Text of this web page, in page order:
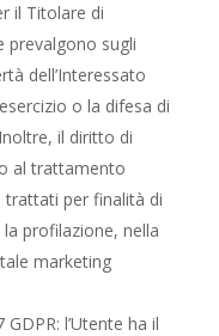
il Titolare di
prevalgono sugli
dell’Interessato
o la difesa di
il diritto di
al trattamento
trattati per finalità di
profilazione, nella
marketing
l’Utente ha il